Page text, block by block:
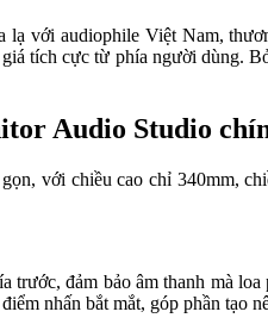
lạ với audiophile Việt Nam,
tích cực từ phía người dùng.
Audio Studio
với chiều cao chỉ 340mm,
đảm bảo âm thanh mà
nhấn bắt mắt, góp phần tạo